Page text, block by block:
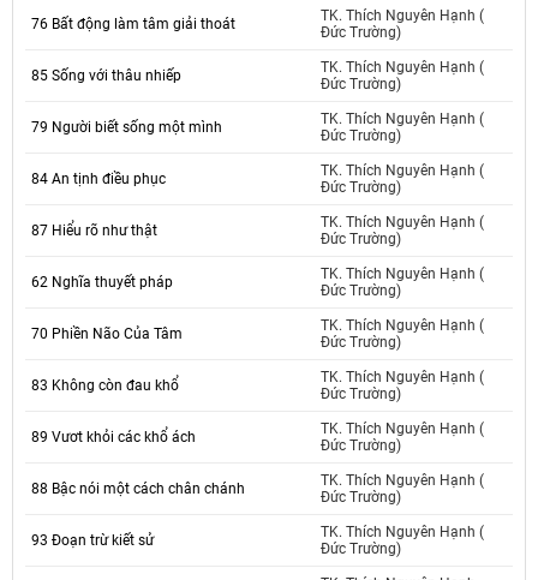
76 Bất động làm tâm giải thoát
TK. Thích Nguyên Hạnh (
Đức Trường)
85 Sống với thâu nhiếp
TK. Thích Nguyên Hạnh (
Đức Trường)
79 Người biết sống một mình
TK. Thích Nguyên Hạnh (
Đức Trường)
84 An tịnh điều phục
TK. Thích Nguyên Hạnh (
Đức Trường)
87 Hiểu rõ như thật
TK. Thích Nguyên Hạnh (
Đức Trường)
62 Nghĩa thuyết pháp
TK. Thích Nguyên Hạnh (
Đức Trường)
70 Phiền Não Của Tâm
TK. Thích Nguyên Hạnh (
Đức Trường)
83 Không còn đau khổ
TK. Thích Nguyên Hạnh (
Đức Trường)
89 Vươt khỏi các khổ ách
TK. Thích Nguyên Hạnh (
Đức Trường)
88 Bậc nói một cách chân chánh
TK. Thích Nguyên Hạnh (
Đức Trường)
93 Đoạn trừ kiết sử
TK. Thích Nguyên Hạnh (
Đức Trường)